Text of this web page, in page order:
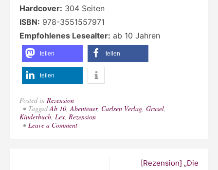
Hardcover: 304 Seiten
ISBN: 978-3551557971
Empfohlenes Lesealter: ab 10 Jahren
teilen teilen
teilen
Posted in Rezension
TaggedAb 10,Abenteuer, Carlsen Verlag, Grusel,
Kinderbuch, Lex, Rezension
Leave a Commenton
[Rezension] „Die